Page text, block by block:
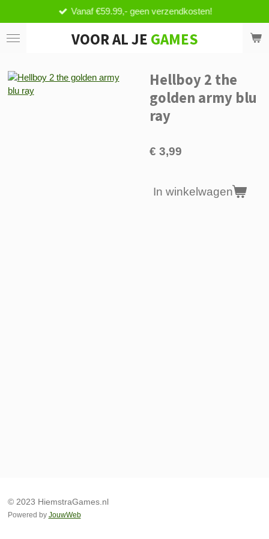
direct
naar
VOOR AL JE GAMES
Vanaf €59.99,- geen verzendkosten!
Hellboy 2 the
golden army blu
ray
€ 3,99
In winkelwagen
© 2023 HiemstraGames.nl
Powered by JouwWeb